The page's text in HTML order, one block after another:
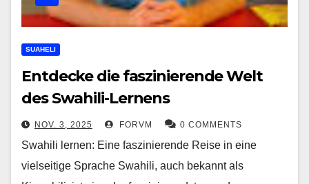
SUAHELI
Entdecke die faszinierende Welt
des Swahili-Lernens
NOV. 3, 2025 FORVM 0 COMMENTS
Swahili lernen: Eine faszinierende Reise in eine
vielseitige Sprache Swahili, auch bekannt als